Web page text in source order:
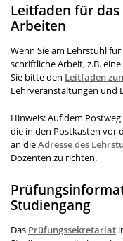
Leitfaden für
Arbeiten
Wenn Sie am Lehrstuhl
schriftliche Arbeit, z.B.
Sie bitte den Leitfaden
Lehrveranstaltungen und
Hinweis: Auf dem
die in den Postkasten vor
an dieAdresse des
Dozenten zu richten.
Studiengang
Das Prüfungssekretariat